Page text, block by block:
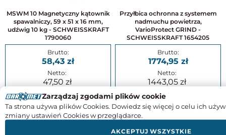
MSWM 10 Magnetyczny kątownik
spawalniczy, 59 x 51 x 16 mm,
udźwig 10 kg - SCHWEISSKRAFT
1790060
58,43
47,50
KUP
Przyłbica ochronna z systemem
nadmuchu powietrza,
VarioProtect GRIND -
SCHWEISSKRAFT 1654205
1774,95
1443,05
KUP
Zarządzaj zgodami plików cookie
Ta strona używa plików Cookies. Dowiedz się więcej o celu ich
zmiany ustawień Cookies w przeglądarce.
AKCEPTUJ WSZYSTKIE